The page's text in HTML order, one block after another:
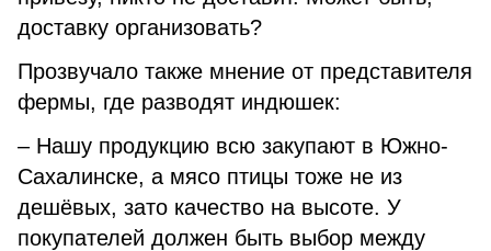
доставку организовать?
Прозвучало также мнение от представителя
фермы, где разводят индюшек:
– Нашу продукцию всю закупают в Южно-
Сахалинске, а мясо птицы тоже не из
дешёвых, зато качество на высоте. У
покупателей должен быть выбор между